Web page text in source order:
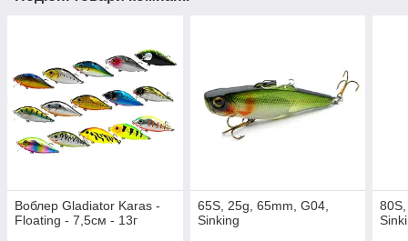
Воблер Gladiator Karas -
Floating - 7,5см - 13г
65S, 25g, 65mm, G04,
Sinking